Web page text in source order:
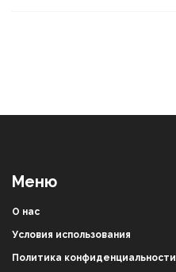
Меню
О нас
Условия использования
Политика конфиденциальности